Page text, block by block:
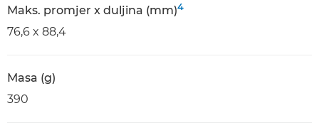
Maks. promjer x duljina (mm)4
76,6 x 88,4
Masa (g)
390